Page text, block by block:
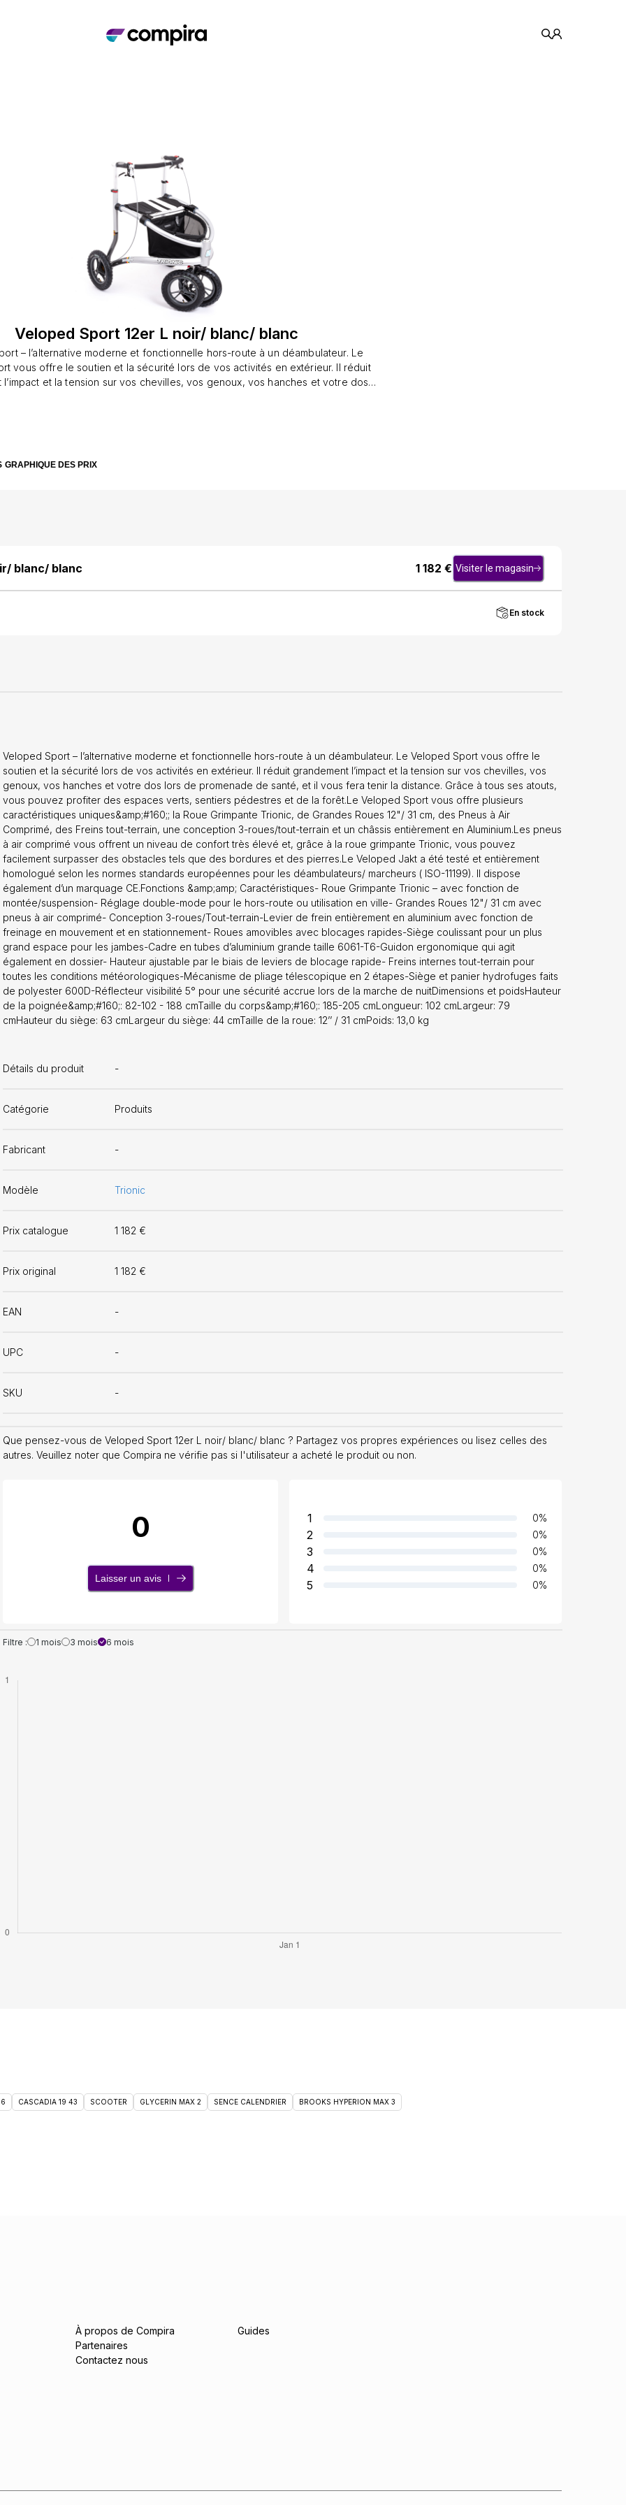
Veloped Sport 12er L noir/ blanc/ blanc
– l’alternative moderne et fonctionnelle hors-route à un déambulateur. Le
vous offre le soutien et la sécurité lors de vos activités en extérieur. Il réduit
l’impact et la tension sur vos chevilles, vos genoux, vos hanches et votre dos
de confort très élevé et, grâce à la roue grimpante Trionic, vous pouvez
fonction de freinage en mouvement et en stationnement- Roues amovibles
rapides-Siège coulissant pour un plus grand espace pour les jambes-Cadre
GRAPHIQUE DES PRIX
blanc/ blanc 1 182 € Visiter le magasin
En stock
Veloped Sport – l’alternative moderne et fonctionnelle hors-route à un déambulateur. Le Veloped Sport vous offre le
soutien et la sécurité lors de vos activités en extérieur. Il réduit grandement l’impact et la tension sur vos chevilles, vos
genoux, vos hanches et votre dos lors de promenade de santé, et il vous fera tenir la distance. Grâce à tous ses atouts,
vous pouvez profiter des espaces verts, sentiers pédestres et de la forêt.Le Veloped Sport vous offre plusieurs
caractéristiques uniques&amp;#160;; la Roue Grimpante Trionic, de Grandes Roues 12"/ 31 cm, des Pneus à Air
Comprimé, des Freins tout-terrain, une conception 3-roues/tout-terrain et un châssis entièrement en Aluminium.Les pneus
à air comprimé vous offrent un niveau de confort très élevé et, grâce à la roue grimpante Trionic, vous pouvez
facilement surpasser des obstacles tels que des bordures et des pierres.Le Veloped Jakt a été testé et entièrement
homologué selon les normes standards européennes pour les déambulateurs/ marcheurs ( ISO-11199). Il dispose
également d’un marquage CE.Fonctions &amp;amp; Caractéristiques- Roue Grimpante Trionic – avec fonction de
montée/suspension- Réglage double-mode pour le hors-route ou utilisation en ville- Grandes Roues 12"/ 31 cm avec
pneus à air comprimé- Conception 3-roues/Tout-terrain-Levier de frein entièrement en aluminium avec fonction de
freinage en mouvement et en stationnement- Roues amovibles avec blocages rapides-Siège coulissant pour un plus
grand espace pour les jambes-Cadre en tubes d’aluminium grande taille 6061-T6-Guidon ergonomique qui agit
également en dossier- Hauteur ajustable par le biais de leviers de blocage rapide- Freins internes tout-terrain pour
toutes les conditions météorologiques-Mécanisme de pliage télescopique en 2 étapes-Siège et panier hydrofuges faits
de polyester 600D-Réflecteur visibilité 5° pour une sécurité accrue lors de la marche de nuitDimensions et poidsHauteur
de la poignée&amp;#160;: 82-102 - 188 cmTaille du corps&amp;#160;: 185-205 cmLongueur: 102 cmLargeur: 79
cmHauteur du siège: 63 cmLargeur du siège: 44 cmTaille de la roue: 12’’ / 31 cmPoids: 13,0 kg
Détails du produit -
Catégorie Produits
Fabricant -
Modèle Trionic
Prix catalogue 1 182 €
Prix original 1 182 €
EAN -
UPC -
SKU -
Que pensez-vous de Veloped Sport 12er L noir/ blanc/ blanc ? Partagez vos propres expériences ou lisez celles des
autres. Veuillez noter que Compira ne vérifie pas si l'utilisateur a acheté le produit ou non.
0
Laisser un avis
1 0%
2 0%
3 0%
4 0%
5 0%
Filtre : 1 mois 3 mois 6 mois
CASCADIA 19 43 SCOOTER GLYCERIN MAX 2 SENCE CALENDRIER BROOKS HYPERION MAX 3
À propos de Compira
Partenaires
Contactez nous
Guides